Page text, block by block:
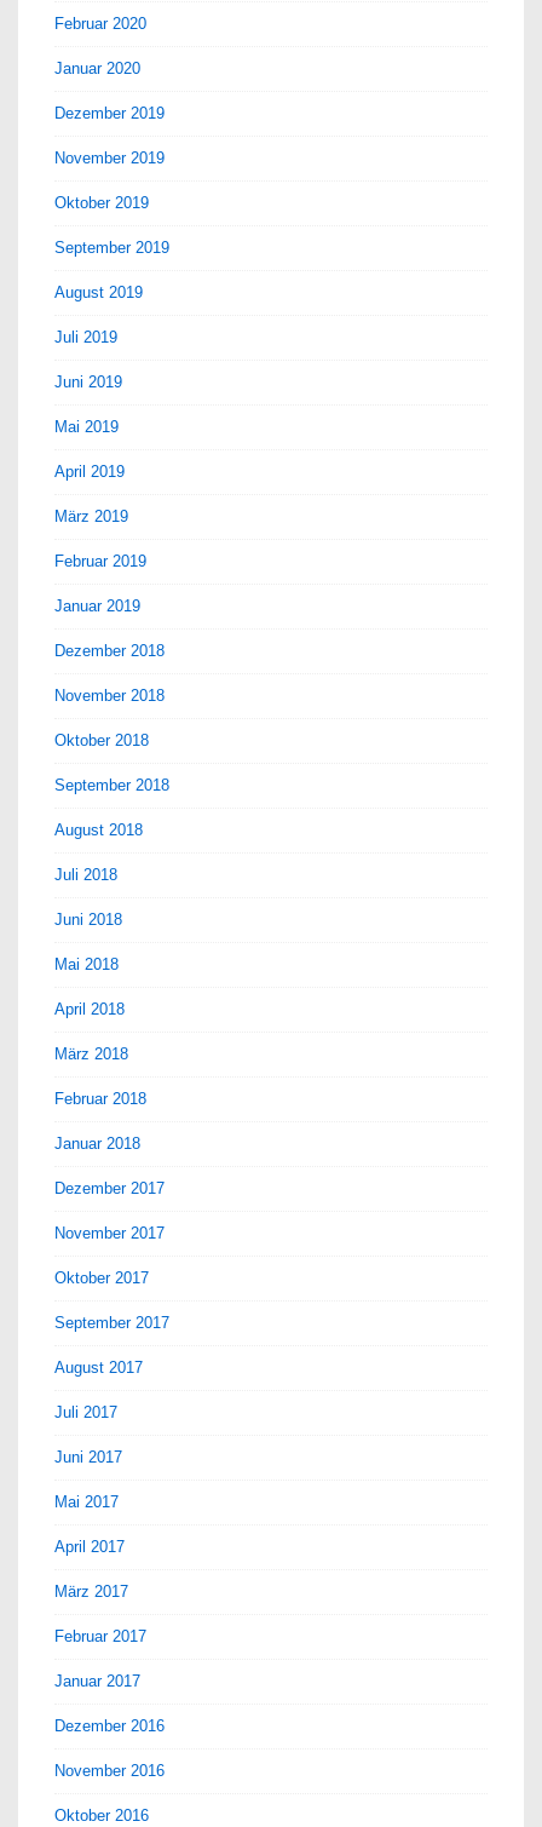
Februar 2020
Januar 2020
Dezember 2019
November 2019
Oktober 2019
September 2019
August 2019
Juli 2019
Juni 2019
Mai 2019
April 2019
März 2019
Februar 2019
Januar 2019
Dezember 2018
November 2018
Oktober 2018
September 2018
August 2018
Juli 2018
Juni 2018
Mai 2018
April 2018
März 2018
Februar 2018
Januar 2018
Dezember 2017
November 2017
Oktober 2017
September 2017
August 2017
Juli 2017
Juni 2017
Mai 2017
April 2017
März 2017
Februar 2017
Januar 2017
Dezember 2016
November 2016
Oktober 2016